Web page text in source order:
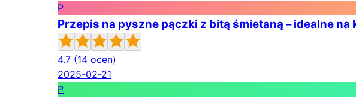
P
Przepis na pyszne pączki z bitą śmietaną – idealne na
4.7 (14 ocen)
2025-02-21
P